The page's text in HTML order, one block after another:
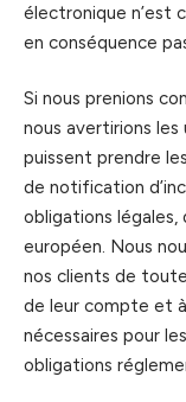
électronique n’est
en conséquence
Si nous prenions
nous avertirions les
puissent prendre
de notification
obligations légales,
européen. Nous
nos clients de
de leur compte et
nécessaires pour
obligations